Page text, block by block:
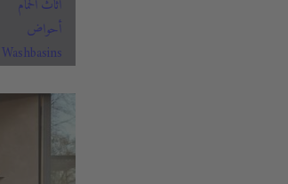
أثاث الحمام
أحواض
Washbasins